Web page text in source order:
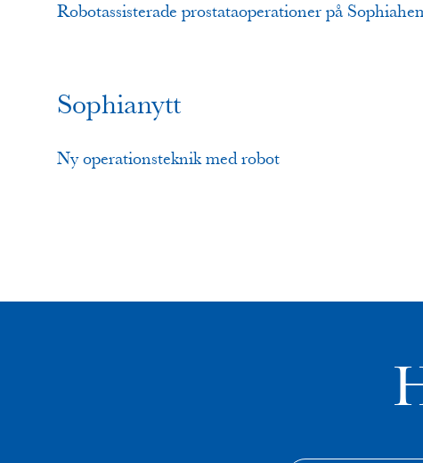
Robotassisterade prostataoperationer på
Sophianytt
Ny operationsteknik med robot